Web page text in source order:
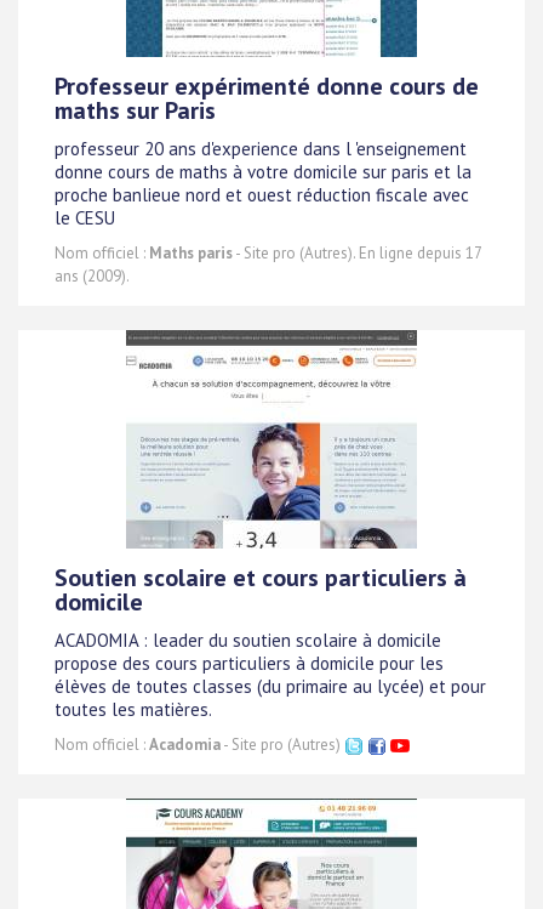
Professeur expérimenté donne cours de
maths sur Paris
professeur 20 ans d'experience dans l 'enseignement
donne cours de maths à votre domicile sur paris et la
proche banlieue nord et ouest réduction fiscale avec
le CESU
Nom officiel : Maths paris- Site pro (Autres). En ligne depuis 17
ans (2009).
Soutien scolaire et cours particuliers à
domicile
ACADOMIA : leader du soutien scolaire à domicile
propose des cours particuliers à domicile pour les
élèves de toutes classes (du primaire au lycée) et pour
toutes les matières.
Nom officiel :Acadomia- Site pro (Autres)